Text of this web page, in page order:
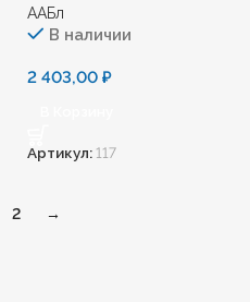
ААБл
В наличии
2 403,00₽
Артикул: 117
2 →